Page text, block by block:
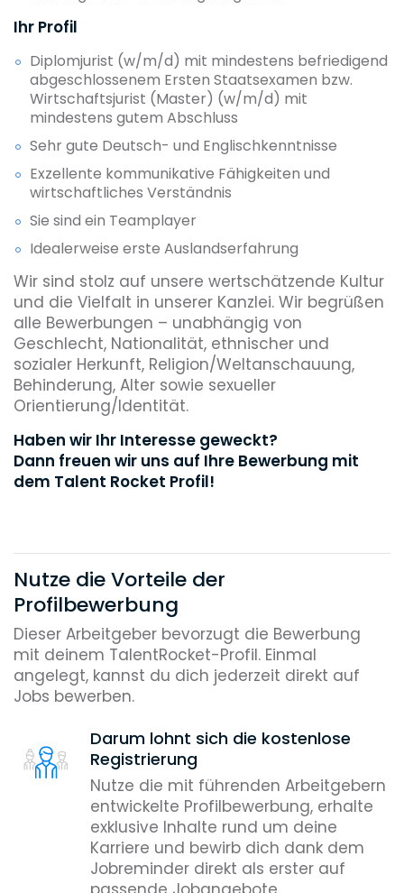
Ihr Profil
Diplomjurist (w/m/d) mit mindestens befriedigend
abgeschlossenem Ersten Staatsexamen bzw.
Wirtschaftsjurist (Master) (w/m/d) mit
mindestens gutem Abschluss
Sehr gute Deutsch- und Englischkenntnisse
Exzellente kommunikative Fähigkeiten und
wirtschaftliches Verständnis
Sie sind ein Teamplayer
Idealerweise erste Auslandserfahrung
Wir sind stolz auf unsere wertschätzende Kultur
und die Vielfalt in unserer Kanzlei. Wir begrüßen
alle Bewerbungen – unabhängig von
Geschlecht, Nationalität, ethnischer und
sozialer Herkunft, Religion/Weltanschauung,
Behinderung, Alter sowie sexueller
Orientierung/Identität.
Haben wir Ihr Interesse geweckt?
Dann freuen wir uns auf Ihre Bewerbung mit
dem Talent Rocket Profil!
Nutze die Vorteile der
Profilbewerbung
Dieser Arbeitgeber bevorzugt die Bewerbung
mit deinem TalentRocket-Profil. Einmal
angelegt, kannst du dich jederzeit direkt auf
Jobs bewerben.
Darum lohnt sich die kostenlose
Registrierung
Nutze die mit führenden Arbeitgebern
entwickelte Profilbewerbung, erhalte
exklusive Inhalte rund um deine
Karriere und bewirb dich dank dem
Jobreminder direkt als erster auf